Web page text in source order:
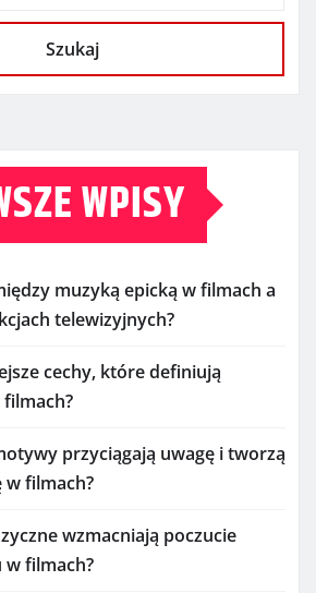
Szukaj
WPISY
muzyką epicką w filmach a
telewizyjnych?
cechy, które definiują
przyciągają uwagę i tworzą
filmach?
wzmacniają poczucie
filmach?